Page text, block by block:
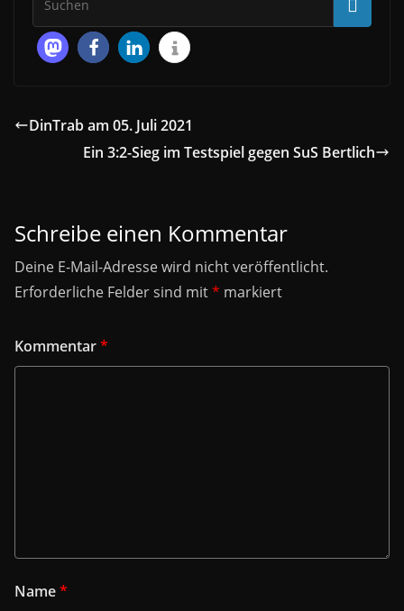
DinTrab am 05. Juli 2021
Ein 3:2-Sieg im Testspiel gegen SuS Bertlich
Schreibe einen Kommentar
Deine E-Mail-Adresse wird nicht veröffentlicht.
Erforderliche Felder sind mit* markiert
Kommentar*
Name*